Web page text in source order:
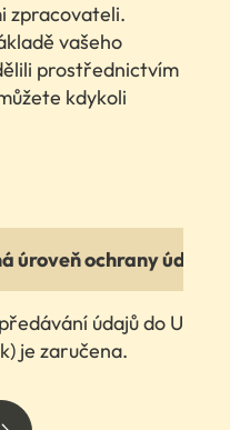
zpracovateli.
vašeho
prostřednictvím
kdykoli
úroveň ochrany údajů
údajů do USA
je zaručena.